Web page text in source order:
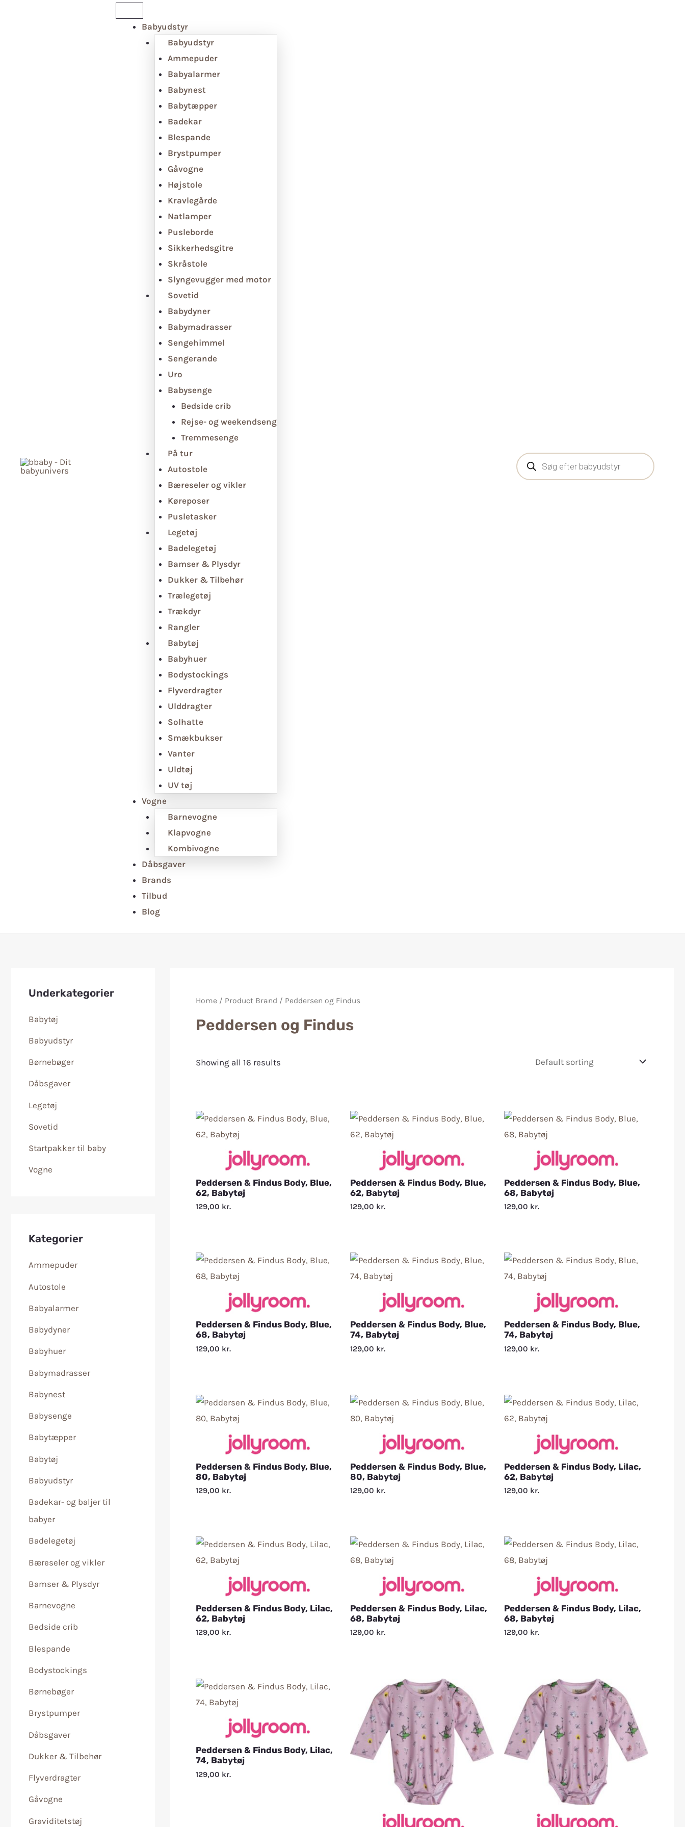
Babyudstyr
Babyudstyr
Ammepuder
Babyalarmer
Babynest
Babytæpper
Badekar
Blespande
Brystpumper
Gåvogne
Højstole
Kravlegårde
Natlamper
Pusleborde
Sikkerhedsgitre
Skråstole
Slyngevugger med motor
Sovetid
Babydyner
Babymadrasser
Sengehimmel
Sengerande
Uro
Babysenge
Bedside crib
Rejse- og weekendseng
Tremmesenge
På tur
Autostole
Bæreseler og vikler
Køreposer
Pusletasker
Legetøj
Badelegetøj
Bamser & Plysdyr
Dukker & Tilbehør
Trælegetøj
Trækdyr
Rangler
Babytøj
Babyhuer
Bodystockings
Flyverdragter
Ulddragter
Solhatte
Smækbukser
Vanter
Uldtøj
UV tøj
Vogne
Barnevogne
Klapvogne
Kombivogne
Dåbsgaver
Brands
Tilbud
Blog
Underkategorier
Babytøj
Babyudstyr
Børnebøger
Dåbsgaver
Legetøj
Sovetid
Startpakker til baby
Vogne
Kategorier
Ammepuder
Autostole
Babyalarmer
Babydyner
Babyhuer
Babymadrasser
Babynest
Babysenge
Babytæpper
Babytøj
Babyudstyr
Badekar- og baljer til
babyer
Badelegetøj
Bæreseler og vikler
Bamser & Plysdyr
Barnevogne
Bedside crib
Blespande
Bodystockings
Børnebøger
Brystpumper
Dåbsgaver
Dukker & Tilbehør
Flyverdragter
Gåvogne
Graviditetstøj
Home / Product Brand / Peddersen og Findus
Peddersen og Findus
Showing all 16 results
Peddersen & Findus Body, Blue,
62, Babytøj
129,00 kr.
Peddersen & Findus Body, Blue,
62, Babytøj
129,00 kr.
Peddersen & Findus Body, Blue,
68, Babytøj
129,00 kr.
Peddersen & Findus Body, Blue,
68, Babytøj
129,00 kr.
Peddersen & Findus Body, Blue,
74, Babytøj
129,00 kr.
Peddersen & Findus Body, Blue,
74, Babytøj
129,00 kr.
Peddersen & Findus Body, Blue,
80, Babytøj
129,00 kr.
Peddersen & Findus Body, Blue,
80, Babytøj
129,00 kr.
Peddersen & Findus Body, Lilac,
62, Babytøj
129,00 kr.
Peddersen & Findus Body, Lilac,
62, Babytøj
129,00 kr.
Peddersen & Findus Body, Lilac,
68, Babytøj
129,00 kr.
Peddersen & Findus Body, Lilac,
68, Babytøj
129,00 kr.
Peddersen & Findus Body, Lilac,
74, Babytøj
129,00 kr.